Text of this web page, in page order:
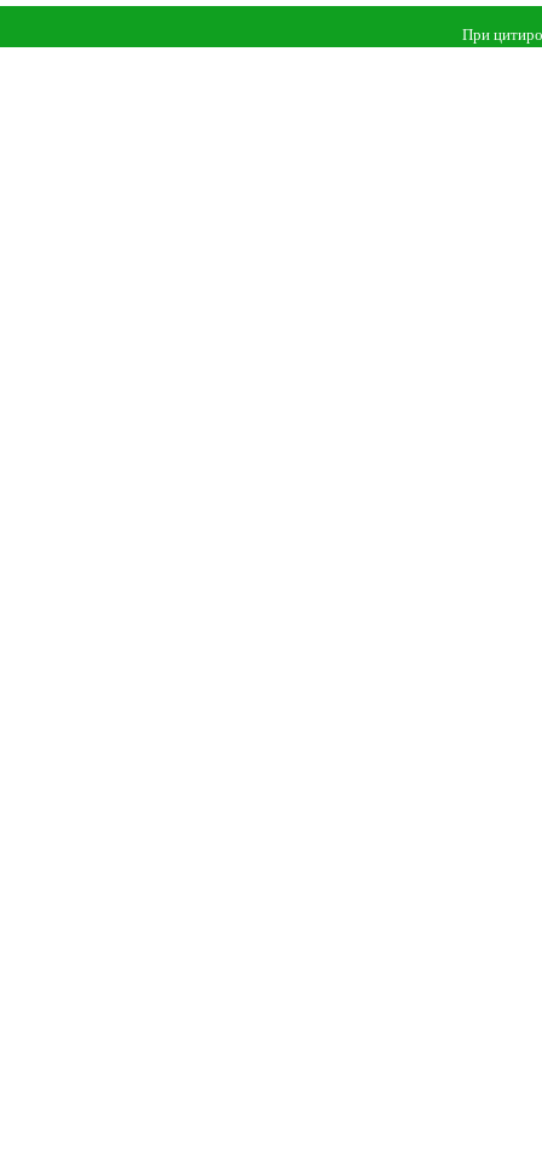
При